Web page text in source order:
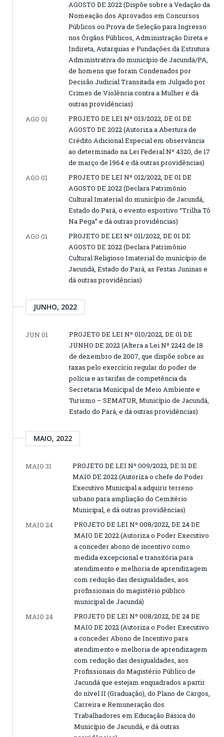
AGOSTO DE 2022 (Dispõe sobre a Vedação da
Nomeação dos Aprovados em Concursos
Públicos ou Prova de Seleção para Ingresso
nos Órgãos Públicos, Administração Direta e
Indireta, Autarquias e Fundações da Estrutura
Administrativa do município de Jacundá/PA,
de homens que foram Condenados por
Decisão Judicial Transitada em Julgado por
Crimes de Violência contra a Mulher e dá
outras providências)
AGO 01
PROJETO DE LEI Nº 013/2022, DE 01 DE
AGOSTO DE 2022 (Autoriza a Abertura de
Crédito Adicional Especial em observância
ao determinado na Lei Federal Nº 4320, de 17
de março de 1964 e dá outras providências)
AGO 01
PROJETO DE LEI Nº 012/2022, DE 01 DE
AGOSTO DE 2022 (Declara Patrimônio
Cultural Imaterial do município de Jacundá,
Estado do Pará, o evento esportivo “Trilha Tô
Na Pega” e dá outras providências)
AGO 01
PROJETO DE LEI Nº 011/2022, DE 01 DE
AGOSTO DE 2022 (Declara Patrimônio
Cultural Religioso Imaterial do município de
Jacundá, Estado do Pará, as Festas Juninas e
dá outras providências)
JUNHO, 2022
JUN 01
PROJETO DE LEI Nº 010/2022, DE 01 DE
JUNHO DE 2022 (Altera a Lei Nº 2242 de 18
de dezembro de 2007, que dispõe sobre as
taxas pelo exercício regular do poder de
polícia e as tarifas de competência da
Secretaria Municipal de Meio Ambiente e
Turismo – SEMATUR, Município de Jacundá,
Estado do Pará, e dá outras providências)
MAIO, 2022
MAIO 31
PROJETO DE LEI Nº 009/2022, DE 31 DE
MAIO DE 2022 (Autoriza o chefe do Poder
Executivo Municipal a adquirir terreno
urbano para ampliação do Cemitério
Municipal, e dá outras providências)
MAIO 24
PROJETO DE LEI Nº 008/2022, DE 24 DE
MAIO DE 2022 (Autoriza o Poder Executivo
a conceder abono de incentivo como
medida excepcional e transitória para
atendimento e melhoria de aprendizagem
com redução das desigualdades, aos
profissionais do magistério público
municipal de Jacundá)
MAIO 24
PROJETO DE LEI Nº 008/2022, DE 24 DE
MAIO DE 2022 (Autoriza o Poder Executivo
a conceder Abono de Incentivo para
atendimento e melhoria de aprendizagem
com redução das desigualdades, aos
Profissionais do Magistério Público de
Jacundá que estejam enquadrados a partir
do nível II (Graduação), do Plano de Cargos,
Carreira e Remuneração dos
Trabalhadores em Educação Básica do
Município de Jacundá, e dá outras